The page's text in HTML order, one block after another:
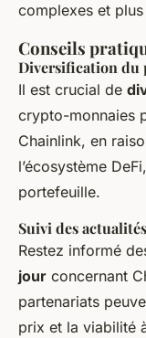
complexes et
Conseils
Diversification du
Il est crucial de
crypto-monnaies
Chainlink, en
l’écosystème
portefeuille.
Suivi des
Restez informé
jour concernant
partenariats
prix et la viabilité